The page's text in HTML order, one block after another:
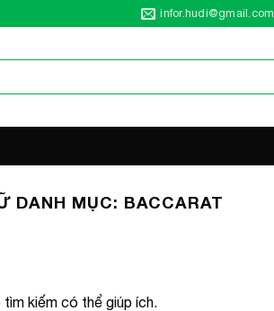
infor.hudi@gmail.com
DANH MỤC: BACCARAT
kiếm có thể giúp ích.